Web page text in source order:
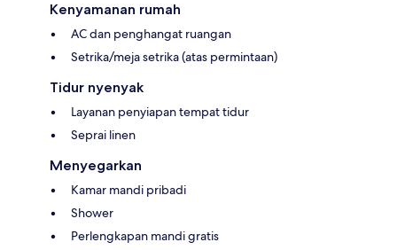
Kenyamanan rumah
AC dan penghangat ruangan
Setrika/meja setrika (atas permintaan)
Tidur nyenyak
Layanan penyiapan tempat tidur
Seprai linen
Menyegarkan
Kamar mandi pribadi
Shower
Perlengkapan mandi gratis